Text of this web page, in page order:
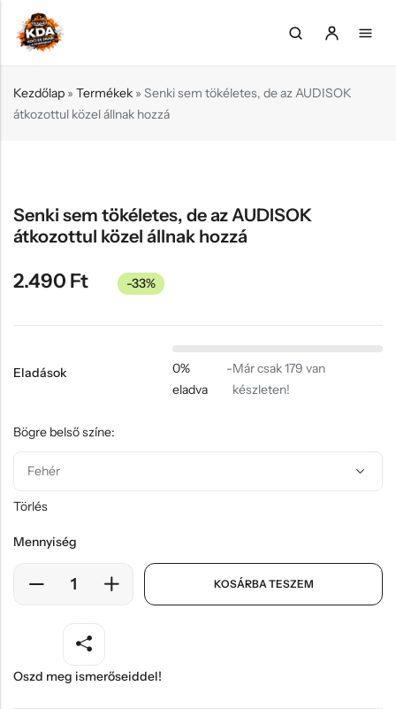
Kezdőlap » Termékek » Senki sem tökéletes, de az AUDISOK
átkozottul közel állnak hozzá
Senki sem tökéletes, de az AUDISOK
átkozottul közel állnak hozzá
2.490 Ft -33%
Eladások
0%
eladva
-Már csak 179 van
készleten!
Bögre belső színe:
Törlés
Mennyiség
KOSÁRBA TESZEM
Oszd meg ismerőseiddel!
Back
Bögre
Kulacs
Pohár, korsó
Falióra, Ébresztőóra
Plüss
Sapka
Táska, pénztárca
Egyedi céges ajándékok
Egyéb ajándék ötletek
Back
Tesónak
Gyereknek
Csecsemőnek
Pároknak
Back
Anyák napjára
Apák napjára
Húsvét
Valentin nap
Back
Lakásavató
Halloween
Tejfakasztó
Back
Horgász
Zene
Sütés/főzés